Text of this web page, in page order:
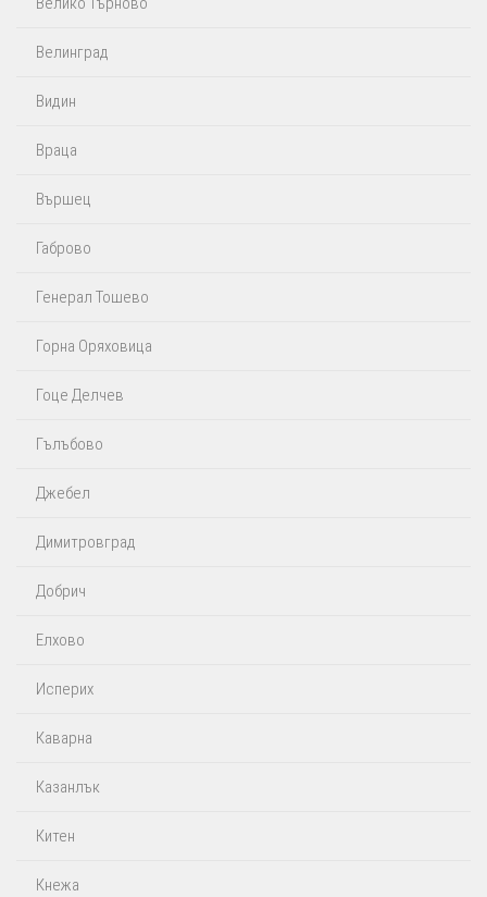
Велинград
Видин
Враца
Вършец
Габрово
Генерал Тошево
Горна Оряховица
Гоце Делчев
Гълъбово
Джебел
Димитровград
Добрич
Елхово
Исперих
Каварна
Казанлък
Китен
Кнежа